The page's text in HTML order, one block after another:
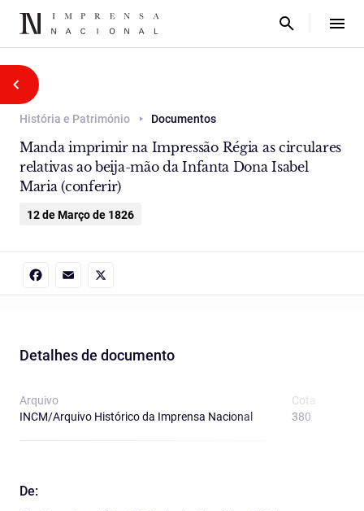
História e Património Documentos
Manda imprimir na Impressão Régia as circulares
relativas ao beija-mão da Infanta Dona Isabel
Maria (conferir)
12 de Março de 1826
Detalhes de documento
Arquivo
INCM/Arquivo Histórico da Imprensa Nacional
Cota
380
De: